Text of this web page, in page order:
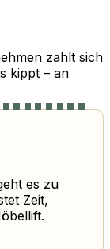
zahlt sich
kippt – an
es zu
Zeit,